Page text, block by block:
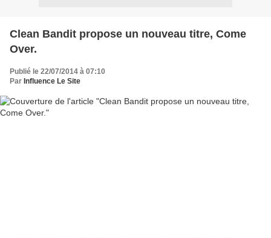
Clean Bandit propose un nouveau titre, Come
Over.
Publié le 22/07/2014 à 07:10
Par Influence Le Site